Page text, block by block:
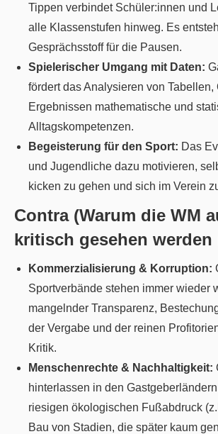
Tippen verbindet Schüler:innen und
alle Klassenstufen hinweg. Es
Gesprächsstoff für die Pausen.
Spielerischer Umgang mit Daten:
fördert das Analysieren von Tabellen,
Ergebnissen mathematische und
Alltagskompetenzen.
Begeisterung für den Sport: Das
und Jugendliche dazu motivieren,
kicken zu gehen und sich im Verein
Contra (Warum die WM
kritisch gesehen werden
Kommerzialisierung & Korruption:
Sportverbände stehen immer wieder
mangelnder Transparenz,
der Vergabe und der reinen
Kritik.
Menschenrechte & Nachhaltigkeit:
hinterlassen in den
riesigen ökologischen Fußabdruck
Bau von Stadien, die später kaum